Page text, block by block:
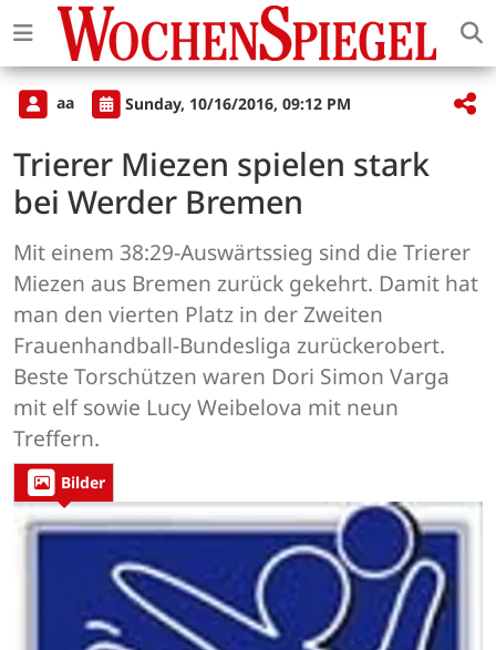
aa Sunday, 10/16/2016, 09:12 PM
Trierer Miezen spielen stark
bei Werder Bremen
Mit einem 38:29-Auswärtssieg sind die Trierer
Miezen aus Bremen zurück gekehrt. Damit hat
man den vierten Platz in der Zweiten
Frauenhandball-Bundesliga zurückerobert.
Beste Torschützen waren Dori Simon Varga
mit elf sowie Lucy Weibelova mit neun
Treffern.
Bilder